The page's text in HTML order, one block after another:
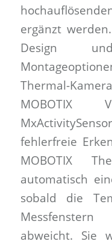
ergänzt
Design
Thermal-
MOBOTIX
fehlerfreie
MOBOTIX
automatisch
sobald die
abweicht. Sie